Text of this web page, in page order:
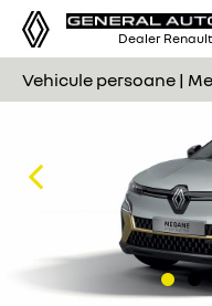
Dealer Renault
Vehicule persoane |